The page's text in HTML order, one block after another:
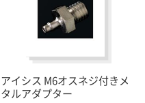
アイシス M6オスネジ付きメ
タルアダプター